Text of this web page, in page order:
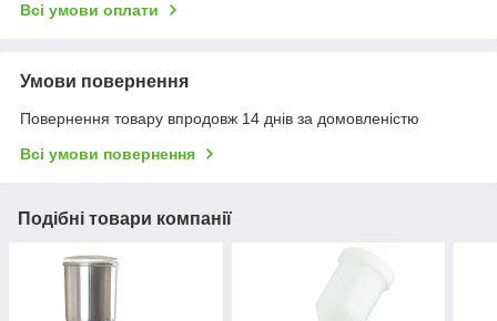
Всі умови оплати
Умови повернення
Повернення товару впродовж 14 днів за домовленістю
Всі умови повернення
Подібні товари компанії